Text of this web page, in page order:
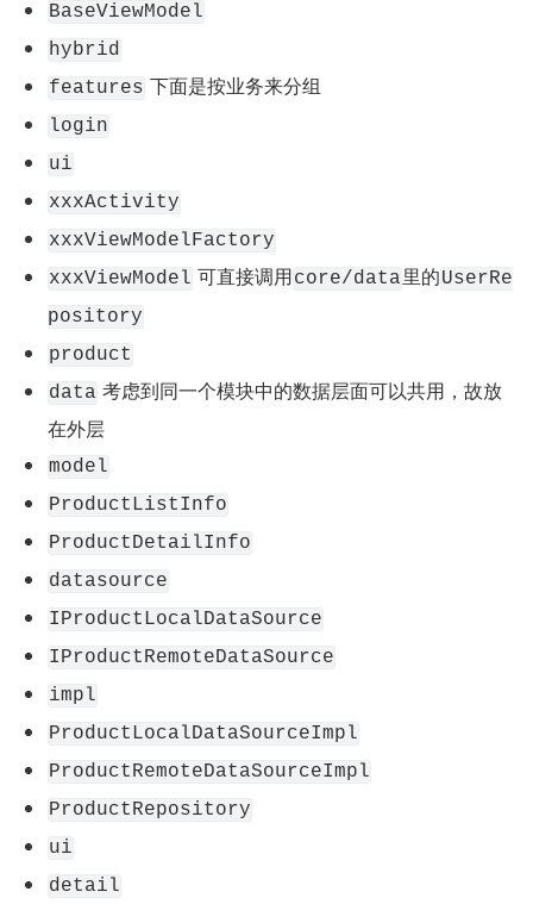
BaseViewModel
hybrid
features 下面是按业务来分组
login
ui
xxxActivity
xxxViewModelFactory
xxxViewModel 可直接调用core/data里的UserRe
pository
product
data 考虑到同一个模块中的数据层面可以共用，故放
在外层
model
ProductListInfo
ProductDetailInfo
datasource
IProductLocalDataSource
IProductRemoteDataSource
impl
ProductLocalDataSourceImpl
ProductRemoteDataSourceImpl
ProductRepository
ui
detail